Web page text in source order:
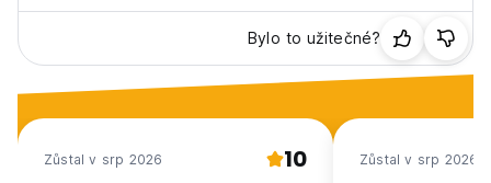
Rezervace pro více než 8 osob budou automaticky zrušeny
bez vrácení zálohy zaplacené HostelWorld v době
rezervace. (Auto-translated from original language)
Bylo to užitečné?
Zůstal v srp 2026 10 Zůstal v srp 2026